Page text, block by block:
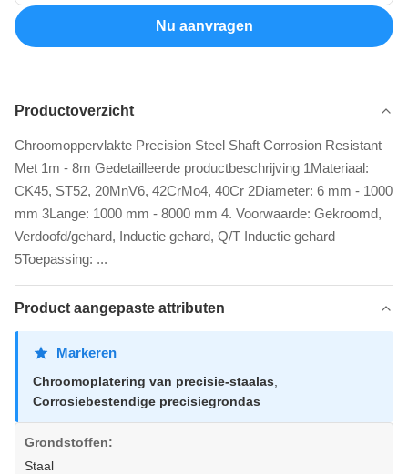
Nu aanvragen
Productoverzicht
Chroomoppervlakte Precision Steel Shaft Corrosion Resistant
Met 1m - 8m Gedetailleerde productbeschrijving 1Materiaal:
CK45, ST52, 20MnV6, 42CrMo4, 40Cr 2Diameter: 6 mm - 1000
mm 3Lange: 1000 mm - 8000 mm 4. Voorwaarde: Gekroomd,
Verdoofd/gehard, Inductie gehard, Q/T Inductie gehard
5Toepassing: ...
Product aangepaste attributen
Markeren
Chroomoplatering van precisie-staalas
Corrosiebestendige precisiegrondas
Grondstoffen:
Staal